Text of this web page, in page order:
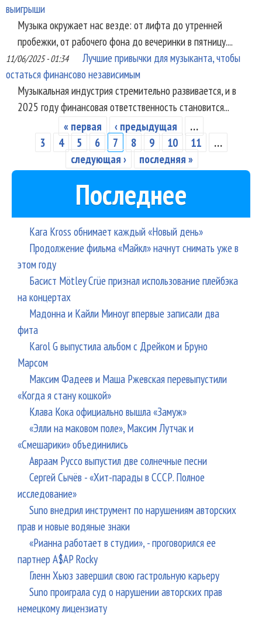
выигрыши
Музыка окружает нас везде: от лифта до утренней
пробежки, от рабочего фона до вечеринки в пятницу....
11/06/2025 - 01:34
Лучшие привычки для музыканта, чтобы
остаться финансово независимым
Музыкальная индустрия стремительно развивается, и в
2025 году финансовая ответственность становится...
Страницы
« первая ‹ предыдущая
…
3
4 5 6 7 8 9 10 11
…
следующая ›
последняя »
Последнее
Kara Kross обнимает каждый «Новый день»
Продолжение фильма «Майкл» начнут снимать уже в
этом году
Басист Mötley Crüe признал использование плейбэка
на концертах
Мадонна и Кайли Миноуг впервые записали два
фита
Karol G выпустила альбом с Дрейком и Бруно
Марсом
Максим Фадеев и Маша Ржевская перевыпустили
«Когда я стану кошкой»
Клава Кока официально вышла «Замуж»
«Элли на маковом поле», Максим Лутчак и
«Смешарики» объединились
Авраам Руссо выпустил две солнечные песни
Сергей Сычёв - «Хит-парады в СССР. Полное
исследование»
Suno внедрил инструмент по нарушениям авторских
прав и новые водяные знаки
«Рианна работает в студии», - проговорился ее
партнер A$AP Rocky
Гленн Хьюз завершил свою гастрольную карьеру
Suno проиграла суд о нарушении авторских прав
немецкому лицензиату